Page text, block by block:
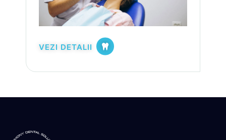
VEZI DETALII